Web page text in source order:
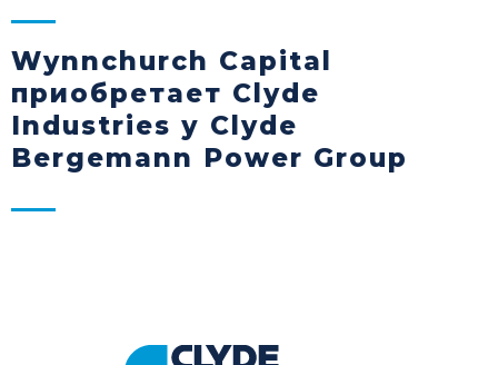
Wynnchurch Capital
приобретает Clyde
Industries у Clyde
Bergemann Power Group